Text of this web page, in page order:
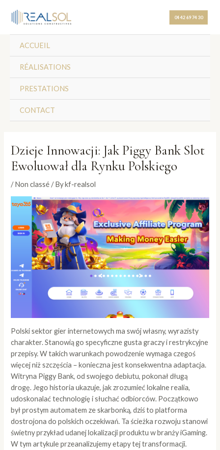
04 42 69 74 30
ACCUEIL
RÉALISATIONS
PRESTATIONS
CONTACT
Dzieje Innowacji: Jak Piggy Bank Slot
Ewoluował dla Rynku Polskiego
/Non classé / Bykf-realsol
Polski sektor gier internetowych ma swój własny, wyrazisty
charakter. Stanowią go specyficzne gusta graczy i restrykcyjne
przepisy. W takich warunkach powodzenie wymaga czegoś
więcej niż szczęścia – konieczna jest konsekwentna adaptacja.
Witryna Piggy Bank, od swojego debiutu, pokonał długą
drogę. Jego historia ukazuje, jak zrozumieć lokalne realia,
udoskonalać technologię i słuchać odbiorców. Początkowo
był prostym automatem ze skarbonką, dziś to platforma
dostrojona do polskich oczekiwań. Ta ścieżka rozwoju stanowi
świetny przykład udanej lokalizacji produktu w branży iGaming.
W tym artykule przeanalizujemy etapy tej transformacji.
navigation